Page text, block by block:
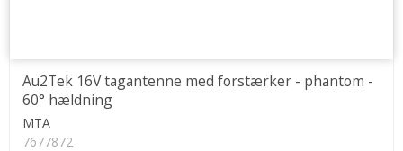
Au2Tek 16V tagantenne med forstærker - phantom -
60° hældning
MTA
7677872